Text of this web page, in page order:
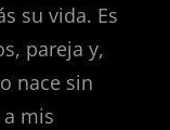
su vida. Es
pareja y,
nace sin
mis